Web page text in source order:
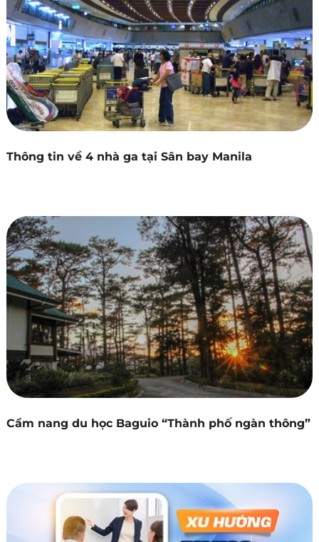
Thông tin về 4 nhà ga tại Sân bay Manila
Cẩm nang du học Baguio “Thành phố ngàn thông”